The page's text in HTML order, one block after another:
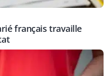
français travaille